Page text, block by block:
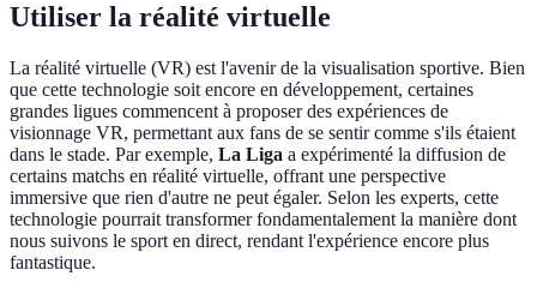
Utiliser la réalité virtuelle
La réalité virtuelle (VR) est l'avenir de la visualisation sportive. Bien
que cette technologie soit encore en développement, certaines
grandes ligues commencent à proposer des expériences de
visionnage VR, permettant aux fans de se sentir comme s'ils étaient
dans le stade. Par exemple, La Liga a expérimenté la diffusion de
certains matchs en réalité virtuelle, offrant une perspective
immersive que rien d'autre ne peut égaler. Selon les experts, cette
technologie pourrait transformer fondamentalement la manière dont
nous suivons le sport en direct, rendant l'expérience encore plus
fantastique.